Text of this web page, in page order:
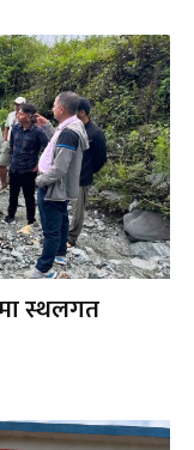
स्थलगत